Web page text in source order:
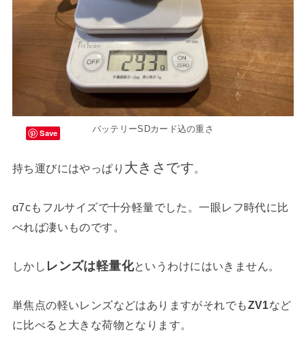
バッテリーSDカード込の重さ
持ち運びにはやっぱり 大きさです。
α7cもフルサイズで十分軽量でした。一眼レフ時代に比
べれば凄いものです。
しかし レンズは軽量化というわけにはいきません。
単焦点の軽いレンズなどはありますがそれでもZV1など
に比べると大きな荷物となります。
Save